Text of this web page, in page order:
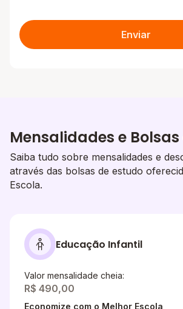
Enviar
Mensalidades e
Saiba tudo sobre mensalidades e
através das bolsas de estudo
Escola.
Educação Infantil
Valor mensalidade cheia:
R$ 490,00
Economize com o Melhor Escola